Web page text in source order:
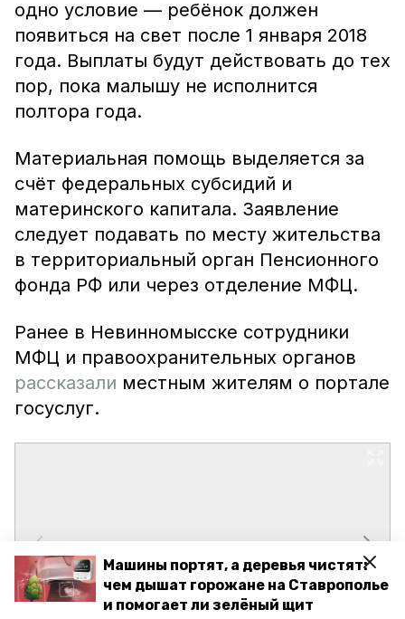
Машины портят, а деревья чистят:
чем дышат горожане на Ставрополье
и помогает ли зелёный щит
одно условие — ребёнок должен
появиться на свет после 1 января 2018
года. Выплаты будут действовать до тех
пор, пока малышу не исполнится
полтора года.
Материальная помощь выделяется за
счёт федеральных субсидий и
материнского капитала. Заявление
следует подавать по месту жительства
в территориальный орган Пенсионного
фонда РФ или через отделение МФЦ.
Ранее в Невинномысске сотрудники
МФЦ и правоохранительных органов
рассказали местным жителям о портале
госуслуг.